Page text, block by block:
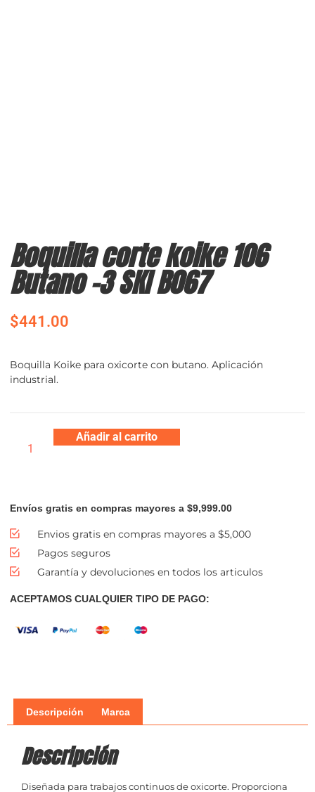
Boquilla corte koike 106
Butano -3 SKI B067
$441.00
Boquilla Koike para oxicorte con butano. Aplicación
industrial.
Añadir al carrito
Envíos gratis en compras mayores a $9,999.00
Envios gratis en compras mayores a $5,000
Pagos seguros
Garantía y devoluciones en todos los articulos
ACEPTAMOS CUALQUIER TIPO DE PAGO:
Descripción Marca
Descripción
Diseñada para trabajos continuos de oxicorte. Proporciona